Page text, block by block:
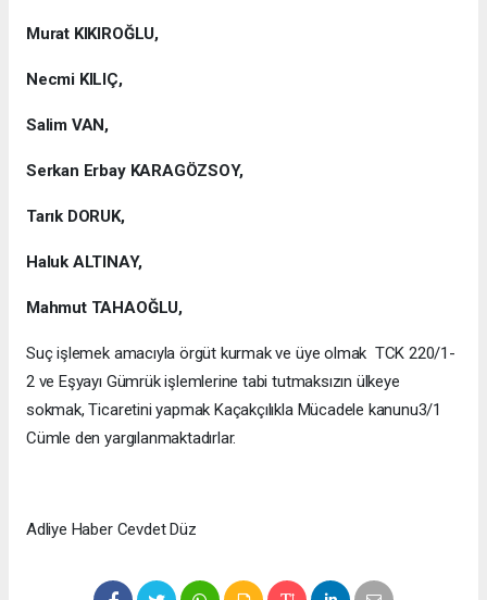
Murat KIKIROĞLU,
Necmi KILIÇ,
Salim VAN,
Serkan Erbay KARAGÖZSOY,
Tarık DORUK,
Haluk ALTINAY,
Mahmut TAHAOĞLU,
Suç işlemek amacıyla örgüt kurmak ve üye olmak TCK 220/1-
2 ve Eşyayı Gümrük işlemlerine tabi tutmaksızın ülkeye
sokmak, Ticaretini yapmak Kaçakçılıkla Mücadele kanunu3/1
Cümle den yargılanmaktadırlar.
Adliye Haber Cevdet Düz